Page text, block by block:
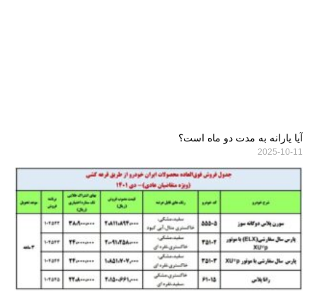
آیا یارانه به مدت دو ماه است؟
2025-10-11